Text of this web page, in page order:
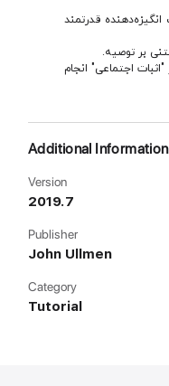
انگیزه‌دهنده قدرتمند
بر توصیه.
اجتماعی" انجام
Additional Information
Version
2019.7
Publisher
John Ullmen
Category
Tutorial